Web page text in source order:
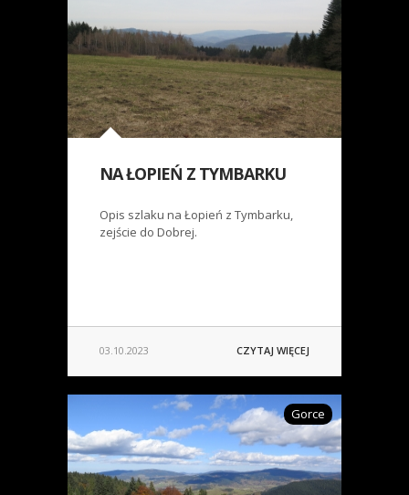
NA ŁOPIEŃ Z TYMBARKU
Opis szlaku na Łopień z Tymbarku,
zejście do Dobrej.
03.10.2023 CZYTAJ WIĘCEJ
Gorce